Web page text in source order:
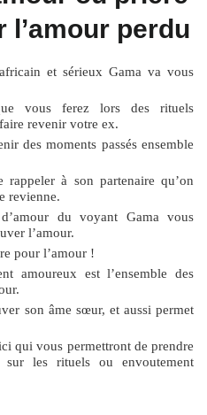
perdu
et sérieux Gama va vous
vous ferez lors des rituels
revenir votre ex.
des moments passés ensemble
à son partenaire qu’on
revienne.
du voyant Gama vous
l’amour.
pour l’amour !
amoureux est l’ensemble des
son âme sœur, et aussi permet
qui vous permettront de prendre
sur les rituels ou envoutement